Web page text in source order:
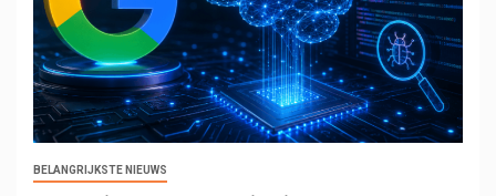
BELANGRIJKSTE NIEUWS